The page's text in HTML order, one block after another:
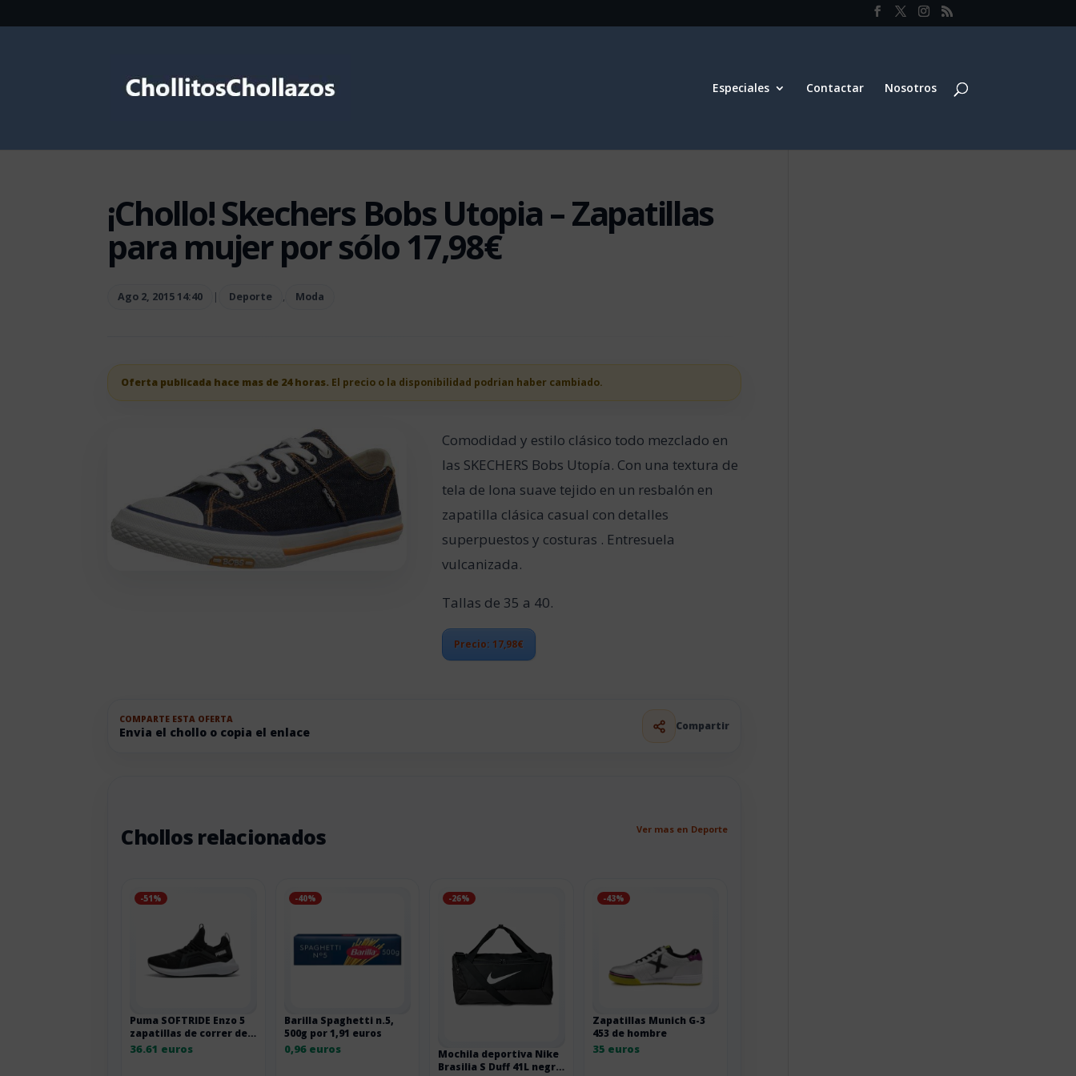
Especiales Contactar Nosotros
¡Chollo! Skechers Bobs Utopia – Zapatillas
para mujer por sólo 17,98€
Ago 2, 2015 14:40 | Deporte , Moda
Oferta publicada hace mas de 24 horas. El precio o la disponibilidad podrian haber cambiado.
Comodidad y estilo clásico todo mezclado en
las SKECHERS Bobs Utopía. Con una textura de
tela de lona suave tejido en un resbalón en
zapatilla clásica casual con detalles
superpuestos y costuras . Entresuela
vulcanizada.
Tallas de 35 a 40.
Precio: 17,98€
COMPARTE ESTA OFERTA
Envia el chollo o copia el enlace Compartir
Chollos relacionados Ver mas en Deporte
-51%
Puma SOFTRIDE Enzo 5
zapatillas de correr de
carretera
36.61 euros
-40%
Barilla Spaghetti n.5,
500g por 1,91 euros
0,96 euros
-26%
Mochila deportiva Nike
Brasilia S Duff 41L negra
-43%
Zapatillas Munich G-3
453 de hombre
35 euros